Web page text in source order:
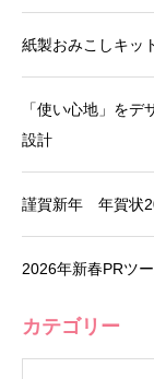
紙製おみこしキッ
「使い心地」を
設計
謹賀新年 年賀状
2026年新春PRツ
カテゴリー